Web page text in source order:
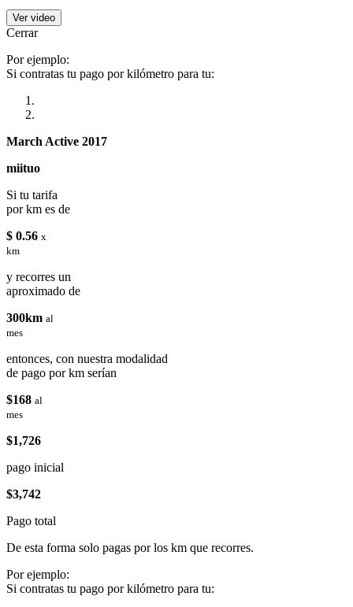
Ver video
Cerrar
Por ejemplo:
Si contratas tu pago por kilómetro para tu:
March Active 2017
miituo
Si tu tarifa
por km es de
$ 0.56 x
km
y recorres un
aproximado de
300km al
mes
entonces, con nuestra modalidad
de pago por km serían
$168 al
mes
$1,726
pago inicial
$3,742
Pago total
De esta forma solo pagas por los km que recorres.
Por ejemplo:
Si contratas tu pago por kilómetro para tu: